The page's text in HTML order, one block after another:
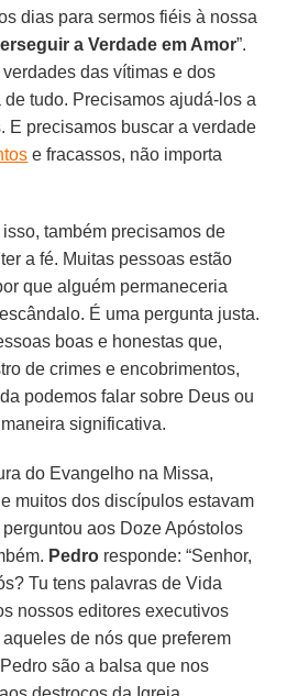
dias para sermos fiéis à nossa
a Verdade em Amor”.
das vítimas e dos
tudo. Precisamos ajudá-los a
E precisamos buscar a verdade
e fracassos, não importa
também precisamos de
a fé. Muitas pessoas estão
que alguém permaneceria
É uma pergunta justa.
boas e honestas que,
de crimes e encobrimentos,
podemos falar sobre Deus ou
significativa.
do Evangelho na Missa,
muitos dos discípulos estavam
aos Doze Apóstolos
Pedro responde: “Senhor,
Tu tens palavras de Vida
nossos editores executivos
de nós que preferem
são a balsa que nos